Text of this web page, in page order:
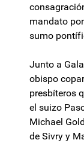
mandato
sumo
Junto a
obispo
presbíteros
el suizo
Michael
de Sivry y